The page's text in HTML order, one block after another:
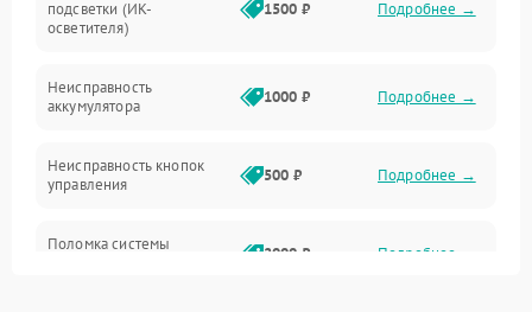
Оптика
подсветки (ИК-
осветителя)
1500 ₽ Подробнее →
Неисправность
аккумулятора
1000 ₽ Подробнее →
Неисправность кнопок
управления
500 ₽ Подробнее →
Поломка системы
2000 ₽ Подробнее →